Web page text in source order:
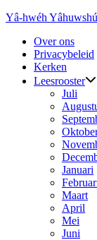
Ga
inhoud
Yâ-hwéh
Over ons
Privacybeleid
Kerken
Leesrooster
Juli
Januari
Maart
April
Mei
Juni